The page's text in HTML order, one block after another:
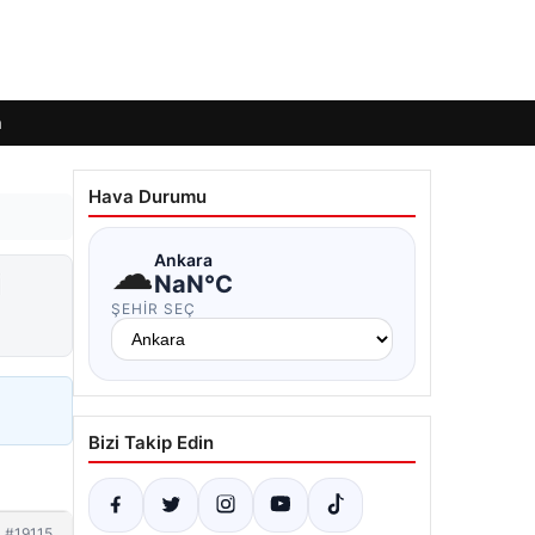
Hava Durumu
☁Ankara
NaN°C
ŞEHIR SEÇ
Bizi Takip Edin